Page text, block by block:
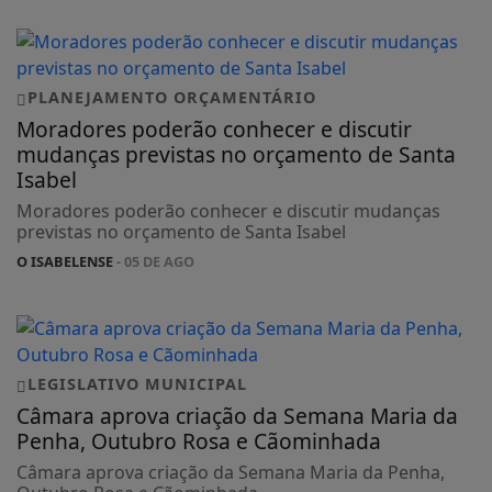
PLANEJAMENTO ORÇAMENTÁRIO
Moradores poderão conhecer e discutir
mudanças previstas no orçamento de Santa
Isabel
Moradores poderão conhecer e discutir mudanças
previstas no orçamento de Santa Isabel
O ISABELENSE- 05 DE AGO
LEGISLATIVO MUNICIPAL
Câmara aprova criação da Semana Maria da
Penha, Outubro Rosa e Cãominhada
Câmara aprova criação da Semana Maria da Penha,